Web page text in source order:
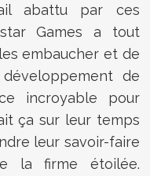
abattu par ces
Games a tout
embaucher et de
de
incroyable pour
ça sur leur temps
leur savoir-faire
la firme étoilée.